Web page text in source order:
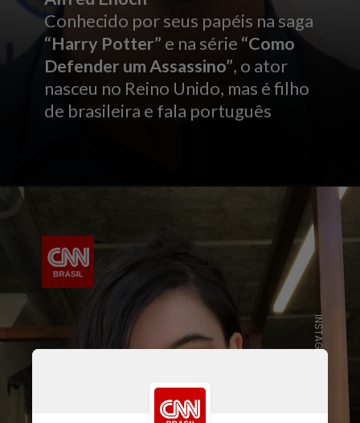
Conhecido por seus papéis na saga
“Harry Potter” e na série “Como
Defender um Assassino”, o ator
nasceu no Reino Unido, mas é filho
de brasileira e fala português
INSTAGRAM/BARBIE FERREIRA